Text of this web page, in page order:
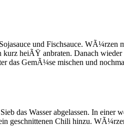
und Fischsauce. WÃ¼rzen
heiÃŸ anbraten. Danach
das GemÃ¼se mischen und
das Wasser abgelassen. In
geschnittenen Chili hinzu.